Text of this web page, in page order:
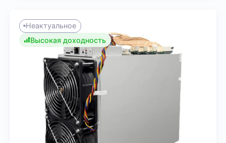
Неактуальное
Высокая доходность